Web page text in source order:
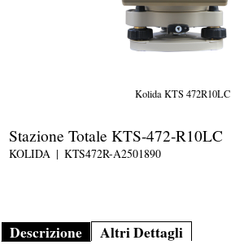
Kolida KTS 472R10LC
Stazione Totale KTS-472-R10LC
KOLIDA KTS472R-A2501890
Descrizione Altri Dettagli